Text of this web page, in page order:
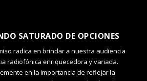
SATURADO DE OPCIONES
radica en brindar a nuestra audiencia
radiofónica enriquecedora y variada.
en la importancia de reflejar la